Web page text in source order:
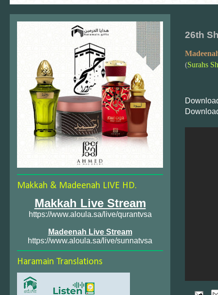
26th
(Surahs
Makkah & Madeenah LIVE HD.
Makkah Live Stream
https://www.aloula.sa/live/qurantvsa
Madeenah Live Stream
https://www.aloula.sa/live/sunnatvsa
Haramain Translations